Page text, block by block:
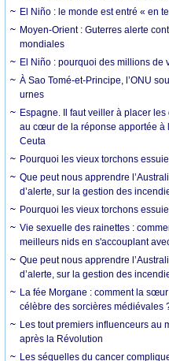
El Niño : le monde est entré « en
Moyen-Orient : Guterres alerte
mondiales
El Niño : pourquoi des millions de
À Sao Tomé-et-Principe, l’ONU
urnes
Espagne. Il faut veiller à placer
au cœur de la réponse apportée à
Ceuta
Pourquoi les vieux torchons
Que peut nous apprendre
d’alerte, sur la gestion des
Pourquoi les vieux torchons
Vie sexuelle des rainettes :
meilleurs nids en s'accouplant
Que peut nous apprendre
d’alerte, sur la gestion des
La fée Morgane : comment la
célèbre des sorcières médiévales
Les tout premiers influenceurs au
après la Révolution
Les séquelles du cancer